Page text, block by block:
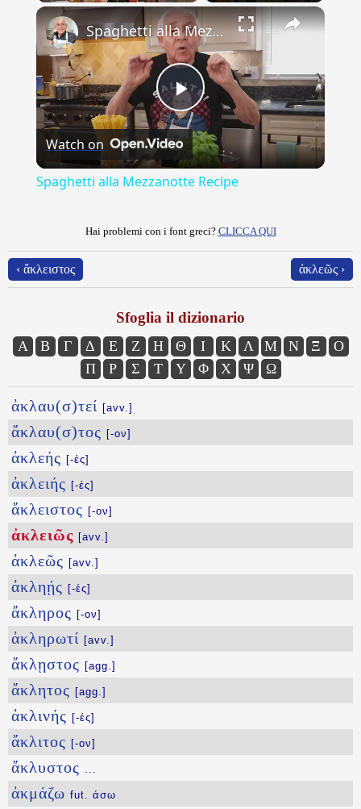
Unmute ×
Play
Video
Spaghetti alla Mezzanotte Recipe
Watch on
Spaghetti alla Mezzanotte Recipe
Hai problemi con i font greci? CLICCA QUI
‹ ἄκλειστος ἀκλεῶς ›
Sfoglia il dizionario
Α Β Γ Δ Ε Ζ Η Θ Ι Κ Λ Μ Ν Ξ
Ο
Π
Ρ Σ Τ Υ Φ Χ Ψ Ω
ἀκλαυ(σ)τεί [avv.]
ἄκλαυ(σ)τος [-ον]
ἀκλεής [-ές]
ἀκλειής [-ές]
ἄκλειστος [-ον]
ἀκλειῶς [avv.]
ἀκλεῶς [avv.]
ἀκληῄς [-ές]
ἄκληρος [-ον]
ἀκληρωτί [avv.]
ἄκλῃστος [agg.]
ἄκλητος [agg.]
ἀκλινής [-ές]
ἄκλιτος [-ον]
ἄκλυστος ...
ἀκμάζω fut. άσω